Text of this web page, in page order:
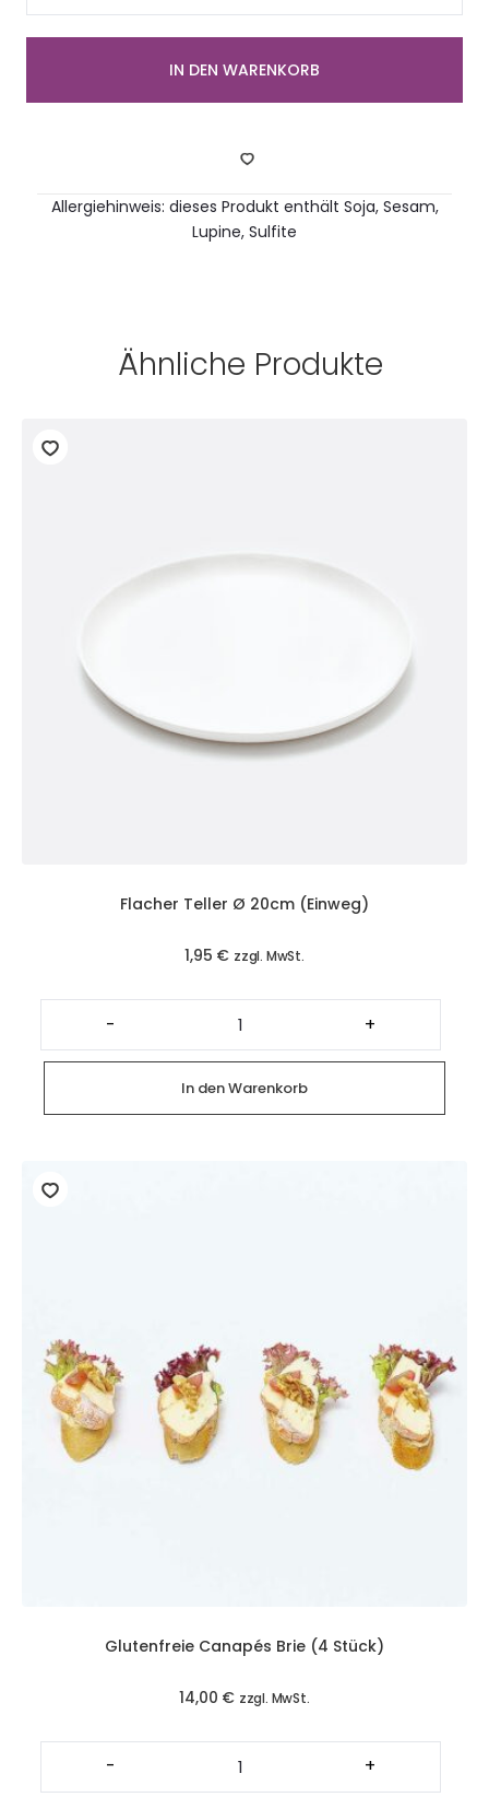
Karottenlax
(4-
?,
4
Menge
IN DEN WARENKORB
Allergiehinweis: dieses Produkt enthält Soja, Sesam,
Lupine, Sulfite
Ähnliche Produkte
Flacher Teller Ø 20cm (Einweg)
1,95 € zzgl. MwSt.
-
Flacher
Teller
Ø
20cm
(Einweg)
Menge
+
In den Warenkorb
Glutenfreie Canapés Brie (4 Stück)
14,00 € zzgl. MwSt.
-
Glutenfreie
Canapés
Brie
+